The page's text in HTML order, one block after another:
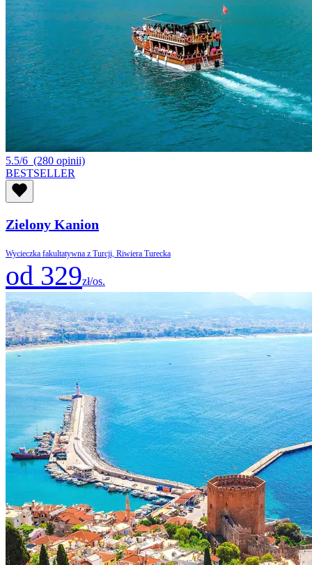
5.5/6 (280 opinii)
BESTSELLER
Zielony Kanion
Wycieczka fakultatywna z Turcji, Riwiera Turecka
od 329zł/os.